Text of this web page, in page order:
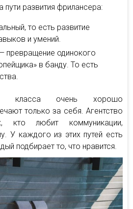
пути развития фрилансера:
то есть развитие
и умений.
превращение одинокого
в банду. То есть
класса очень хорошо
только за себя. Агентство
кто любит коммуникации,
У каждого из этих путей есть
подбирает то, что нравится.